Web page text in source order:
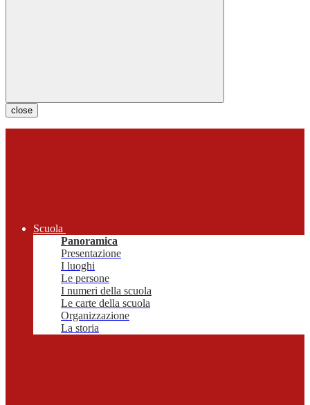
close
Scuola
Panoramica
Presentazione
I luoghi
Le persone
I numeri della scuola
Le carte della scuola
Organizzazione
La storia